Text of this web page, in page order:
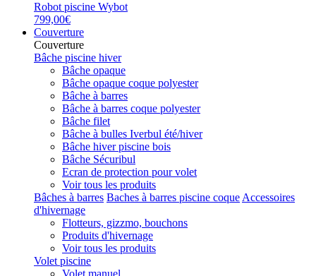
Robot piscine Wybot
799,00€
Couverture
Couverture
Bâche piscine hiver
Bâche opaque
Bâche opaque coque polyester
Bâche à barres
Bâche à barres coque polyester
Bâche filet
Bâche à bulles Iverbul été/hiver
Bâche hiver piscine bois
Bâche Sécuribul
Ecran de protection pour volet
Voir tous les produits
Bâches à barres Baches à barres piscine coque Accessoires
d'hivernage
Flotteurs, gizzmo, bouchons
Produits d'hivernage
Voir tous les produits
Volet piscine
Volet manuel